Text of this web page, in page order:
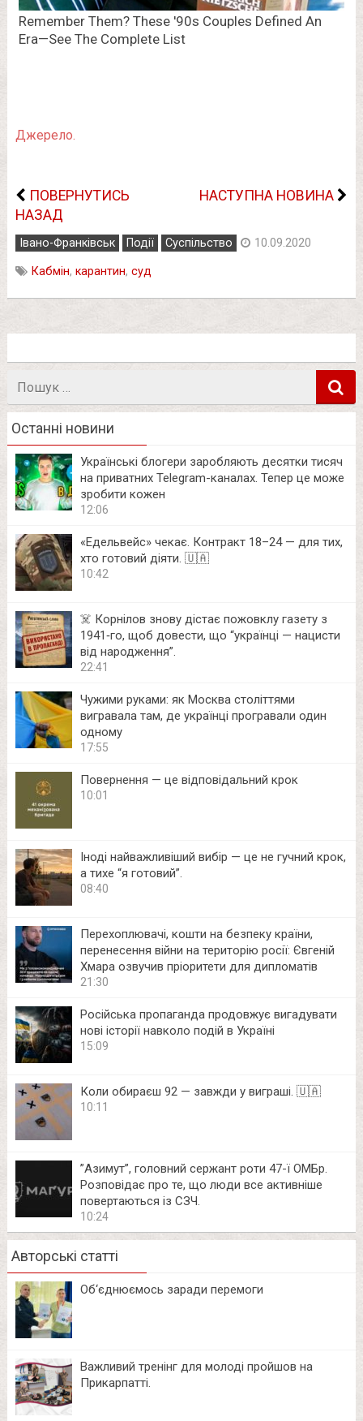
Джерело.
ПОВЕРНУТИСЬ
НАЗАД
НАСТУПНА НОВИНА
Івано-Франківськ Події Суспільство 10.09.2020
Кабмін, карантин, суд
Останні новини
Українські блогери заробляють десятки тисяч
на приватних Telegram-каналах. Тепер це може
зробити кожен
12:06
«Едельвейс» чекає. Контракт 18–24 — для тих,
хто готовий діяти. 🇺🇦
10:42
☠️ Корнілов знову дістає пожовклу газету з
1941‑го, щоб довести, що “українці — нацисти
від народження”.
22:41
Чужими руками: як Москва століттями
вигравала там, де українці програвали один
одному
17:55
Повернення — це відповідальний крок
10:01
Іноді найважливіший вибір — це не гучний крок,
а тихе “я готовий”.
08:40
Перехоплювачі, кошти на безпеку країни,
перенесення війни на територію росії: Євгеній
Хмара озвучив пріоритети для дипломатів
21:30
Російська пропаганда продовжує вигадувати
нові історії навколо подій в Україні
15:09
Коли обираєш 92 — завжди у виграші. 🇺🇦
10:11
⁨”Азимут”, головний сержант роти 47-ї ОМБр.
Розповідає про те, що люди все активніше
повертаються із СЗЧ.
10:24
Авторські статті
Об‘єднюємось заради перемоги
Важливий тренінг для молоді пройшов на
Прикарпатті.